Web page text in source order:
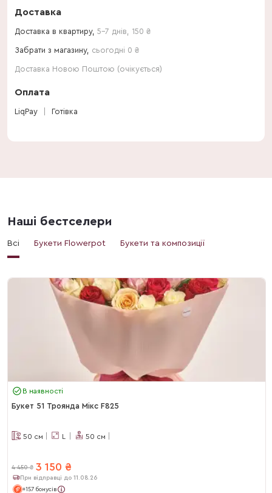
Доставка
Доставка в квартиру, 5-7 днів 150 ₴
Забрати з магазину, сьогодні 0 ₴
Доставка Новою Поштою (очікується)
Оплата
LiqPay Готівка
Наші бестселери
Всі Букети Flowerpot Букети та композиції
В наявності
Букет 51 Троянда Мікс F825
50 см L 50 см
4 450 ₴ 3 150 ₴
При відправці до 11.08.26
+157 бонусів